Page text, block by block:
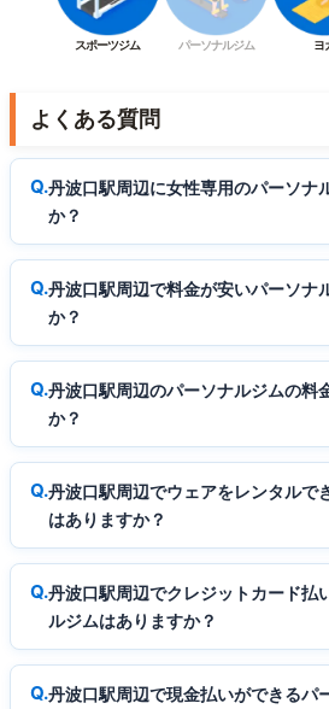
スポーツジム パーソナルジム ヨ
よくある質問
丹波口駅周辺に女性専用のパーソナ
か？
丹波口駅周辺で料金が安いパーソナ
か？
丹波口駅周辺のパーソナルジムの料
か？
丹波口駅周辺でウェアをレンタルで
はありますか？
丹波口駅周辺でクレジットカード払
ルジムはありますか？
丹波口駅周辺で現金払いができるパ